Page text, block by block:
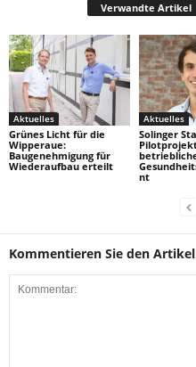
Verwandte Artikel
Aktuelles
Grünes Licht für die
Wipperaue:
Baugenehmigung für
Wiederaufbau erteilt
Aktuelles
Solinger
nt
Kommentieren Sie den Artikel